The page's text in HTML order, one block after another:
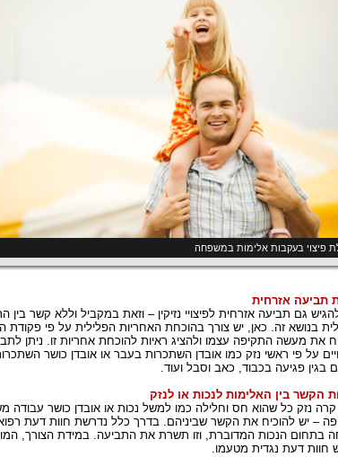
פיצוי בעקבות אלימות במשפחה
תביעה אזרחית
גם תביעה אזרחית לפיצויי נזיקין – וזאת במקביל וללא קשר בין
בנושא זה. כאן, יש צורך בהוכחת האחריות הפלילית על פי פקודת
את מעשה התקיפה עצמו ולהציג ראיות להוכחת אחריות זו. ניתן
על פי ראשי נזק כמו אובדן השתכרות בעבר או אובדן כושר
בגין פגיעה בכבוד, כאב וסבל ועוד.
הקשר בין האלימות לנכות או לנזק
נזק כל שהוא חס וחלילה כמו למשל נכות או אובדן כושר עבודה
– יש להוכיח את הקשר שביניהם. בדרך כלל נדרשת חוות דעת
בתחום הנכות המדוברת, וזו תשרת את התביעה. במידת הצורך,
חוות דעת נגדית מטעמו.